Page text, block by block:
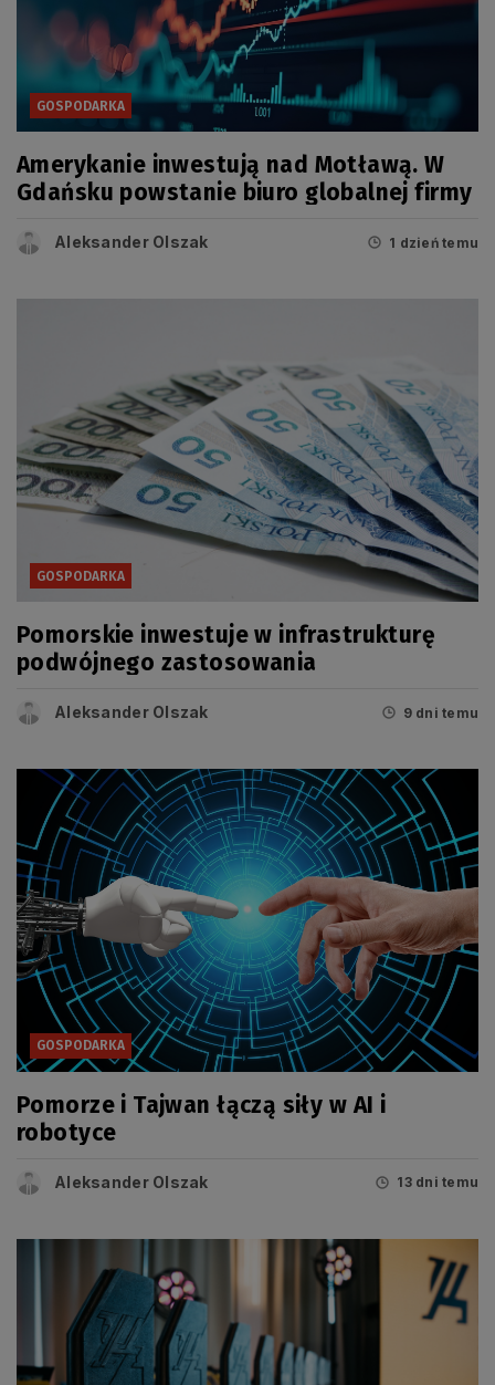
GOSPODARKA
Amerykanie inwestują nad Motławą. W
Gdańsku powstanie biuro globalnej firmy
Aleksander Olszak 1 dzień temu
GOSPODARKA
Pomorskie inwestuje w infrastrukturę
podwójnego zastosowania
Aleksander Olszak 9 dni temu
GOSPODARKA
Pomorze i Tajwan łączą siły w AI i
robotyce
Aleksander Olszak 13 dni temu